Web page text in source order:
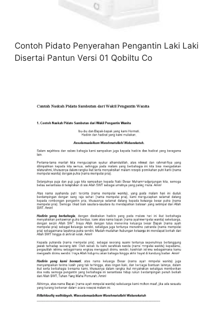
Contoh Pidato Penyerahan Pengantin Laki Laki
Disertai Pantun Versi 01 Qobiltu Co